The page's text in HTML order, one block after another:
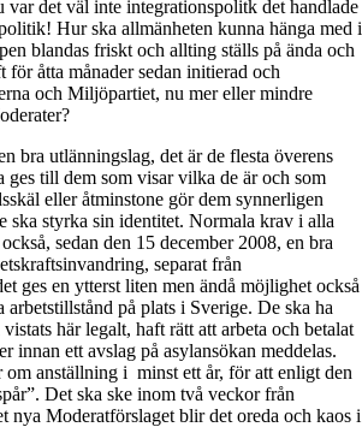
var det väl inte integrationspolitk det handlade
Hur ska allmänheten kunna hänga med i
blandas friskt och allting ställs på ända och
för åtta månader sedan initierad och
och Miljöpartiet, nu mer eller mindre
bra utlänningslag, det är de flesta överens
ges till dem som visar vilka de är och som
eller åtminstone gör dem synnerligen
ska styrka sin identitet. Normala krav i alla
sedan den 15 december 2008, en bra
separat från
ges en ytterst liten men ändå möjlighet också
arbetstillstånd på plats i Sverige. De ska ha
här legalt, haft rätt att arbeta och betalat
innan ett avslag på asylansökan meddelas.
om anställning i minst ett år, för att enligt den
Det ska ske inom två veckor från
nya Moderatförslaget blir det oreda och kaos i